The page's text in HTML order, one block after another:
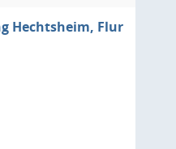
Hechtsheim, Flur